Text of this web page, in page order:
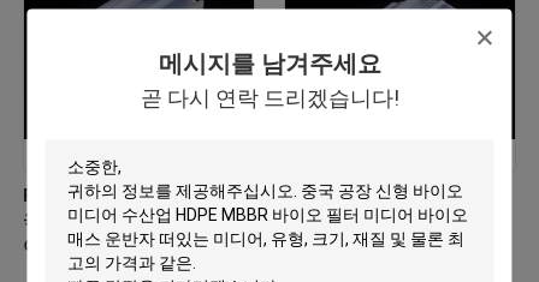
메시지를 남겨주세요
곧 다시 연락 드리겠습니다!
PE03 MBBR 바이오 미디어 중
국 제조자 신형 Hdpe 물질 바
이오 모버
버진 HDPE MBBR 필터 미디
어 공장 직접 생물학적 이동기